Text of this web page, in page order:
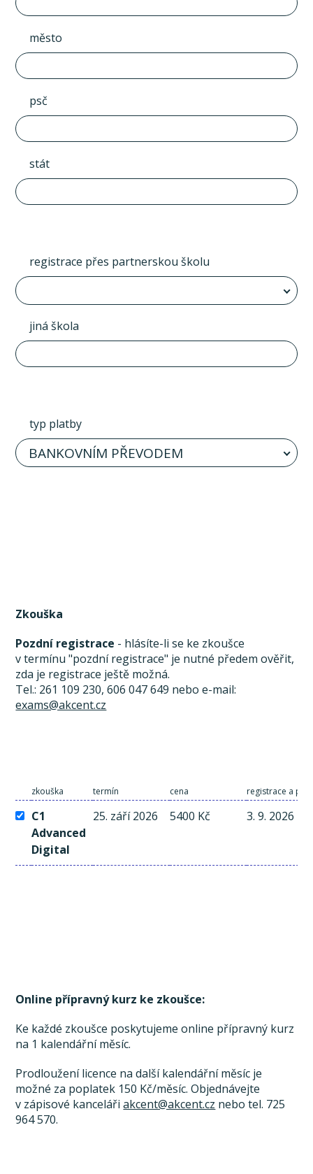
město
psč
stát
registrace přes partnerskou školu
jiná škola
typ platby
BANKOVNÍM PŘEVODEM
Zkouška
Pozdní registrace - hlásíte-li se ke zkoušce
v termínu "pozdní registrace" je nutné předem ověřit,
zda je registrace ještě možná.
Tel.: 261 109 230, 606 047 649 nebo e-mail:
exams@akcent.cz
zkouška termín cena registrace a
C1
Advanced
Digital
25. září 2026 5400 Kč 3. 9. 2026
Online přípravný kurz ke zkoušce:
Ke každé zkoušce poskytujeme online přípravný kurz
na 1 kalendářní měsíc.
Prodloužení licence na další kalendářní měsíc je
možné za poplatek 150 Kč/měsíc. Objednávejte
v zápisové kancelářiakcent@akcent.cz nebo tel. 725
964 570.